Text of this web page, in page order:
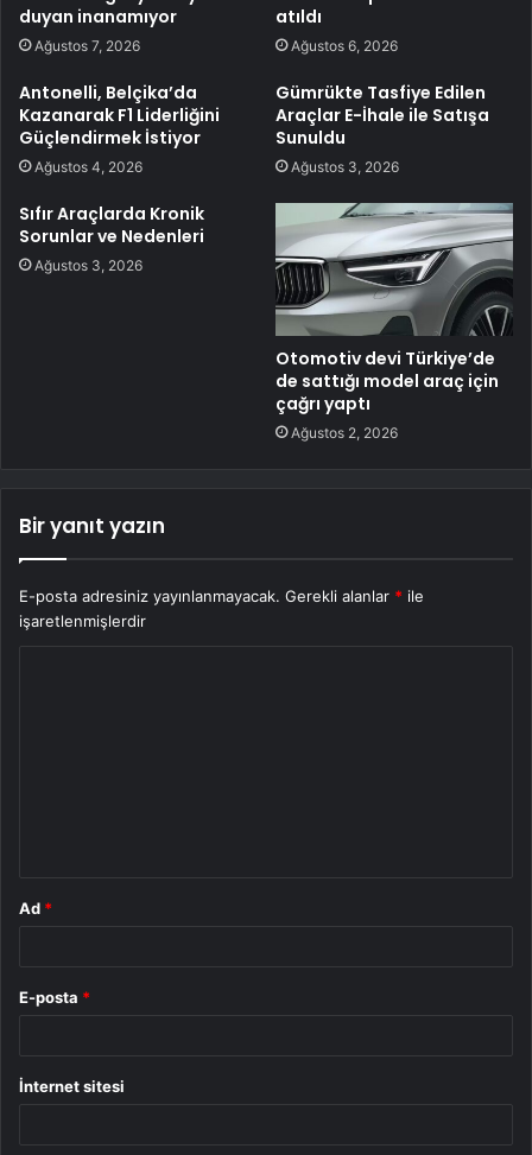
duyan inanamıyor
Ağustos 7, 2026
atıldı
Ağustos 6, 2026
Antonelli, Belçika’da
Kazanarak F1 Liderliğini
Güçlendirmek İstiyor
Ağustos 4, 2026
Gümrükte Tasfiye Edilen
Araçlar E-İhale ile Satışa
Sunuldu
Ağustos 3, 2026
Sıfır Araçlarda Kronik
Sorunlar ve Nedenleri
Ağustos 3, 2026
Otomotiv devi Türkiye’de
de sattığı model araç için
çağrı yaptı
Ağustos 2, 2026
Bir yanıt yazın
E-posta adresiniz yayınlanmayacak. Gerekli alanlar * ile
işaretlenmişlerdir
Ad *
E-posta *
İnternet sitesi